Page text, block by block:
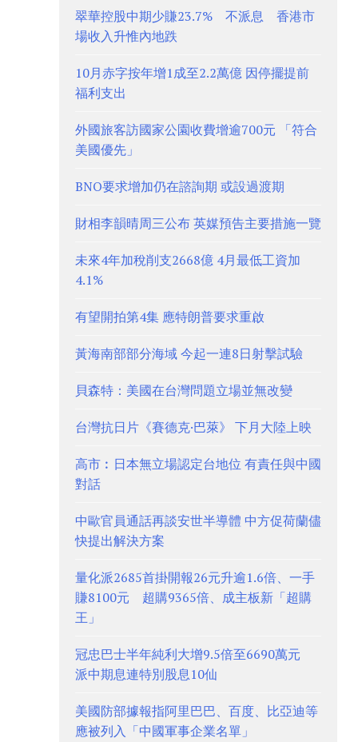
翠華控股中期少賺23.7% 不派息 香港市
場收入升惟內地跌
10月赤字按年增1成至2.2萬億 因停擺提前
福利支出
外國旅客訪國家公園收費增逾700元 「符合
美國優先」
BNO要求增加仍在諮詢期 或設過渡期
財相李韻晴周三公布 英媒預告主要措施一覽
未來4年加稅削支2668億 4月最低工資加
4.1%
有望開拍第4集 應特朗普要求重啟
黃海南部部分海域 今起一連8日射擊試驗
貝森特：美國在台灣問題立場並無改變
台灣抗日片《賽德克·巴萊》 下月大陸上映
高市︰日本無立場認定台地位 有責任與中國
對話
中歐官員通話再談安世半導體 中方促荷蘭儘
快提出解決方案
量化派2685首掛開報26元升逾1.6倍、一手
賺8100元 超購9365倍、成主板新「超購
王」
冠忠巴士半年純利大增9.5倍至6690萬元
派中期息連特別股息10仙
美國防部據報指阿里巴巴、百度、比亞迪等
應被列入「中國軍事企業名單」